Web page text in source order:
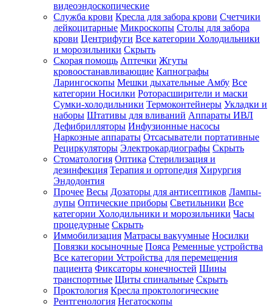
видеоэндоскопические
Служба крови Кресла для забора крови Счетчики
лейкоцитарные Микроскопы Столы для забора
крови Центрифуги Все категории Холодильники
и морозильники Скрыть
Скорая помощь Аптечки Жгуты
кровоостанавливающие Капнографы
Ларингоскопы Мешки дыхательные Амбу Все
категории Носилки Роторасширители и маски
Сумки-холодильники Термоконтейнеры Укладки и
наборы Штативы для вливаний Аппараты ИВЛ
Дефибрилляторы Инфузионные насосы
Наркозные аппараты Отсасыватели портативные
Рециркуляторы Электрокардиографы Скрыть
Стоматология Оптика Стерилизация и
дезинфекция Терапия и ортопедия Хирургия
Эндодонтия
Прочее Весы Дозаторы для антисептиков Лампы-
лупы Оптические приборы Светильники Все
категории Холодильники и морозильники Часы
процедурные Скрыть
Иммобилизация Матрасы вакуумные Носилки
Повязки косыночные Пояса Ременные устройства
Все категории Устройства для перемещения
пациента Фиксаторы конечностей Шины
транспортные Щиты спинальные Скрыть
Проктология Кресла проктологические
Рентгенология Негатоскопы